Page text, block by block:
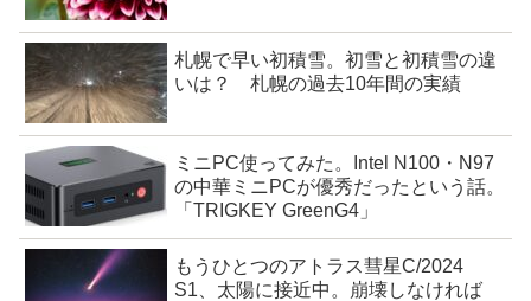
札幌で早い初積雪。初雪と初積雪の違
いは？ 札幌の過去10年間の実績
ミニPC使ってみた。Intel N100・N97
の中華ミニPCが優秀だったという話。
「TRIGKEY GreenG4」
もうひとつのアトラス彗星C/2024
S1、太陽に接近中。崩壊しなければ